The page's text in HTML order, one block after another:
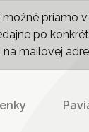
po
mailovej